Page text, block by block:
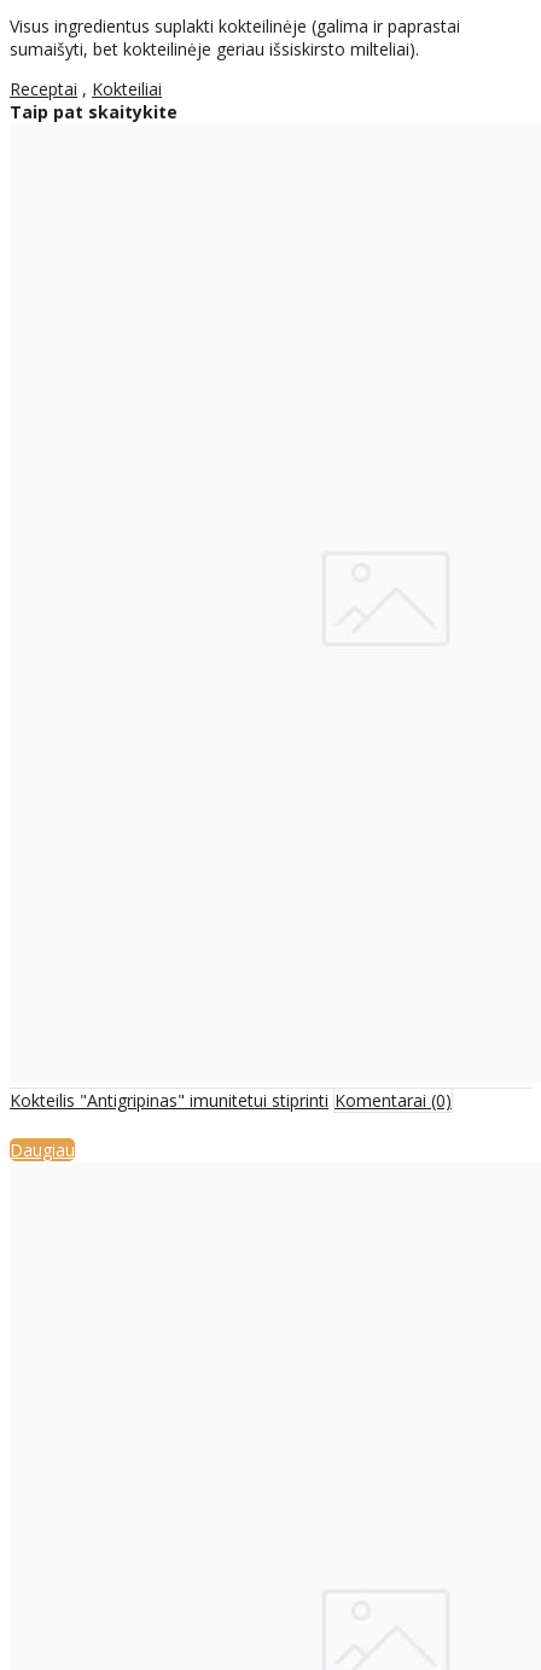
Visus ingredientus suplakti kokteilinėje (galima ir paprastai
sumaišyti, bet kokteilinėje geriau išsiskirsto milteliai).
Receptai , Kokteiliai
Taip pat skaitykite
Kokteilis "Antigripinas" imunitetui stiprinti Komentarai (0)
Daugiau